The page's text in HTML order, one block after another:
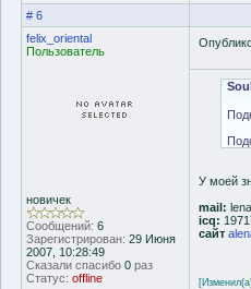
# 6
felix_oriental
Пользователь
новичек
Сообщений: 6
Зарегистрирован: 29 Июня
2007, 10:28:49
Сказали спасибо 0раз
Статус: offline
У моей
mail:
icq:
сайт